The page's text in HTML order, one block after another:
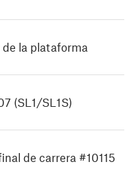
de la plataforma
(SL1/SL1S)
de carrera #10115